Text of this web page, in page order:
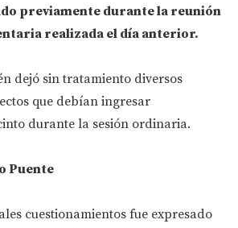
previamente durante la reunión
realizada el día anterior.
dejó sin tratamiento diversos
que debían ingresar
durante la sesión ordinaria.
Puente
cuestionamientos fue expresado